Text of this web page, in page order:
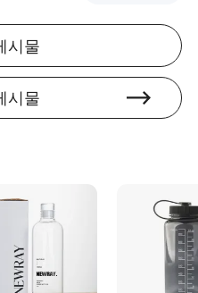
시물
시물